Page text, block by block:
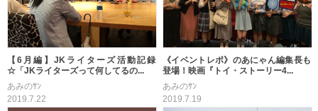
【6月編】JKライターズ活動記録
☆「JKライターズって何してるの...
あみのｻﾝ
2019.7.22
《イベントレポ》のあにゃん編集長も
登場！映画『トイ・ストーリー4...
あみのｻﾝ
2019.7.19